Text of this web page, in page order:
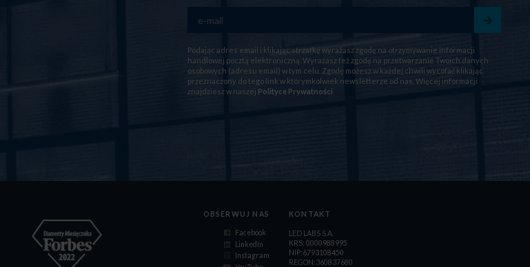
Podając adres email i klikając strzałkę wyrażasz zgodę na otrzymywanie informacji
handlowej pocztą elektroniczną. Wyrażasz też zgodę na przetwarzanie Twoich danych
osobowych (adresu email) w tym celu. Zgodę możesz w każdej chwili wycofać klikając
przeznaczony do tego link w którymkolwiek newsletterze od nas. Więcej informacji
znajdziesz w naszej Polityce Prywatności
OBSERWUJ NAS
Facebook
LinkedIn
Instagram
KONTAKT
LED LABS S.A.
KRS: 0000988995
NIP:6793108450
REGON:360837680